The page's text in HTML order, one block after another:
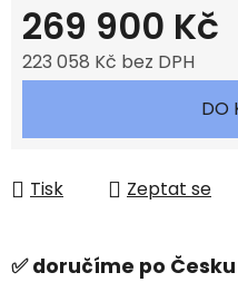
269 900 Kč
223 058 Kč bez DPH
DO
Tisk Zeptat se
✅ doručíme po